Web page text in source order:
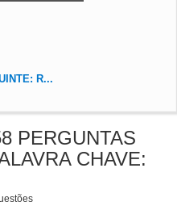
R...
PERGUNTAS
CHAVE: